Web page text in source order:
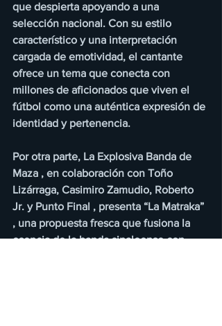
que despierta apoyando a una
selección nacional. Con su estilo
característico y una interpretación
cargada de emotividad, el cantante
ofrece un tema que conecta con
millones de aficionados que viven el
fútbol como una auténtica expresión de
identidad y pertenencia.
Por otra parte, La Explosiva Banda de
Maza , en colaboración con Toño
Lizárraga, Casimiro Zamudio, Roberto
Jr. y Punto Final , presenta “La Matraka”
, una propuesta fresca que fusiona la
esencia de la banda sinaloense con